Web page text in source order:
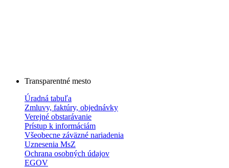
Transparentné mesto
Úradná tabuľa
Zmluvy, faktúry, objednávky
Verejné obstarávanie
Prístup k informáciám
Všeobecne záväzné nariadenia
Uznesenia MsZ
Ochrana osobných údajov
EGOV